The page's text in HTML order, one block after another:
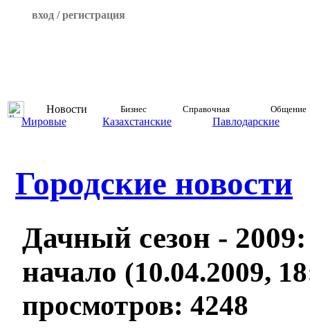
вход / регистрация
Новости Бизнес Справочная Общение
Мировые Казахстанские Павлодарские
Городские новости
Дачный сезон - 2009:
начало (10.04.2009,
просмотров: 4248